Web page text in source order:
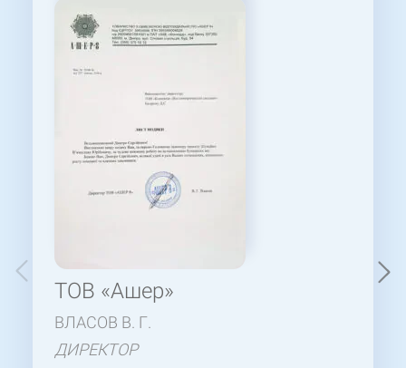
ТОВ «Ашер»
ВЛАСОВ В. Г.
ДИРЕКТОР